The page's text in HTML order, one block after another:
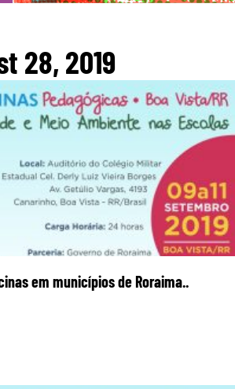
28, 2019
em municípios de Roraima..